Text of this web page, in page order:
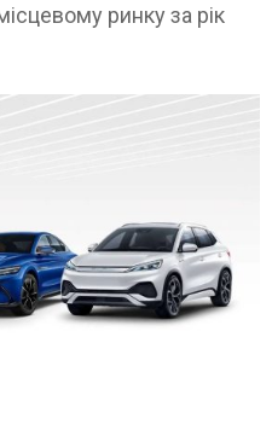
ринку за рік